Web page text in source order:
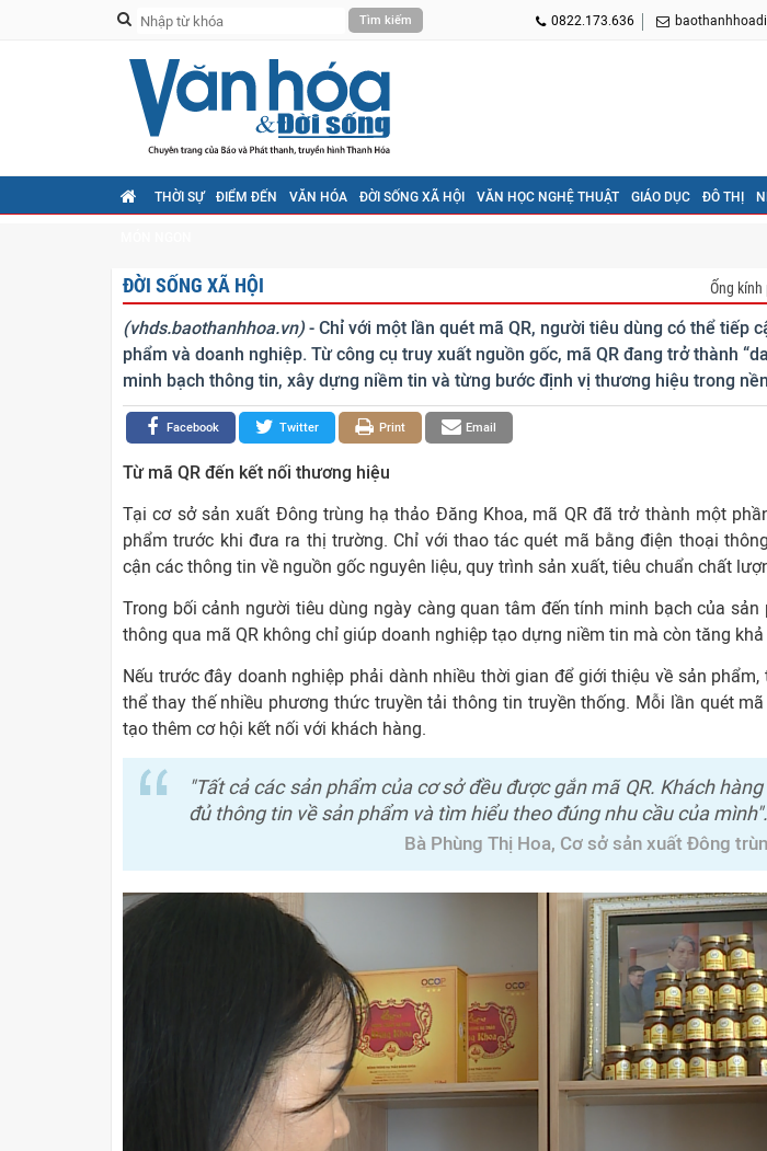
0822.173.636
THỜI SỰ ĐIỂM ĐẾN VĂN HÓA ĐỜI SỐNG XÃ HỘI VĂN HỌC NGHỆ THUẬT GIÁO DỤC ĐÔ THỊ
ĐỜI SỐNG XÃ HỘI Ống kính
(vhds.baothanhhoa.vn)- Chỉ với một lần quét mã QR, người tiêu dùng có thể tiếp
phẩm và doanh nghiệp. Từ công cụ truy xuất nguồn gốc, mã QR đang trở thành
minh bạch thông tin, xây dựng niềm tin và từng bước định vị thương hiệu trong
Email
Print
Twitter
Facebook
Từ mã QR đến kết nối thương hiệu
Tại cơ sở sản xuất Đông trùng hạ thảo Đăng Khoa, mã QR đã trở thành một
phẩm trước khi đưa ra thị trường. Chỉ với thao tác quét mã bằng điện thoại
cận các thông tin về nguồn gốc nguyên liệu, quy trình sản xuất, tiêu chuẩn chất
Trong bối cảnh người tiêu dùng ngày càng quan tâm đến tính minh bạch của
thông qua mã QR không chỉ giúp doanh nghiệp tạo dựng niềm tin mà còn tăng
Nếu trước đây doanh nghiệp phải dành nhiều thời gian để giới thiệu về sản
thể thay thế nhiều phương thức truyền tải thông tin truyền thống. Mỗi lần quét
tạo thêm cơ hội kết nối với khách hàng.
"Tất cả các sản phẩm của cơ sở đều được gắn mã QR. Khách
đủ thông tin về sản phẩm và tìm hiểu theo đúng nhu cầu của mình".
Bà Phùng Thị Hoa, Cơ sở sản xuất Đông